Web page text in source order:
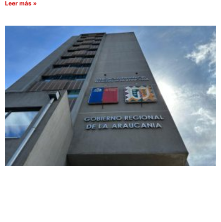
Leer más »